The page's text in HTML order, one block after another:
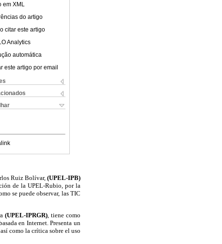
em XML
do artigo
citar este artigo
Analytics
automática
este artigo por email
Ruiz Bolívar,(UPEL-IPB)
de la UPEL-Rubio, por la
se puede observar, las TIC
(UPEL-IPRGR) , tiene como
en Internet. Presenta un
como la crítica sobre el uso